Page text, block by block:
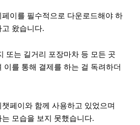
이를 필수적으로 다운로드해야 하
왔습니다.
또는 길거리 포장마차 등 모든 곳
이를 통해 결제를 하는 걸 독려하더
페이와 함께 사용하고 있었으며
모습을 보지 못했습니다.